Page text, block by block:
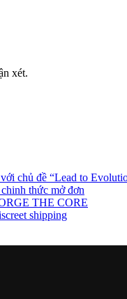
xét.
chủ đề “Lead to
thức mở đơn
THE CORE
shipping